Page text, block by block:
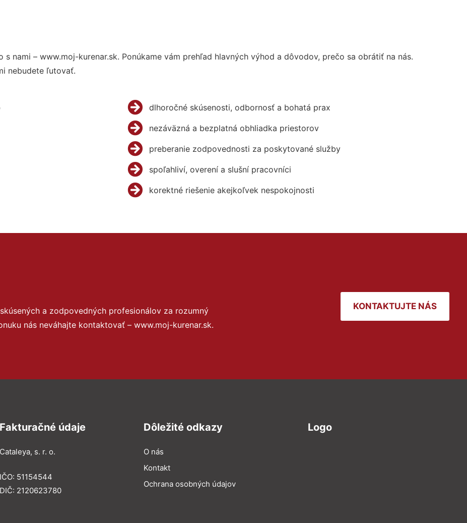
s nami – www.moj-kurenar.sk. Ponúkame vám prehľad hlavných výhod a dôvodov, prečo sa obrátiť na nás.
nebudete ľutovať.
dlhoročné skúsenosti, odbornosť a bohatá prax
nezáväzná a bezplatná obhliadka priestorov
preberanie zodpovednosti za poskytované služby
spoľahliví, overení a slušní pracovníci
korektné riešenie akejkoľvek nespokojnosti
a zodpovedných profesionálov za rozumný
nás neváhajte kontaktovať – www.moj-kurenar.sk.
KONTAKTUJTE NÁS
Fakturačné údaje
Cataleya, s. r. o.
IČO: 51154544
DIČ: 2120623780
Dôležité odkazy
O nás
Kontakt
Ochrana osobných údajov
Logo